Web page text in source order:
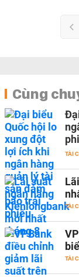
Cùng
TÀI
TÀI
TÀI